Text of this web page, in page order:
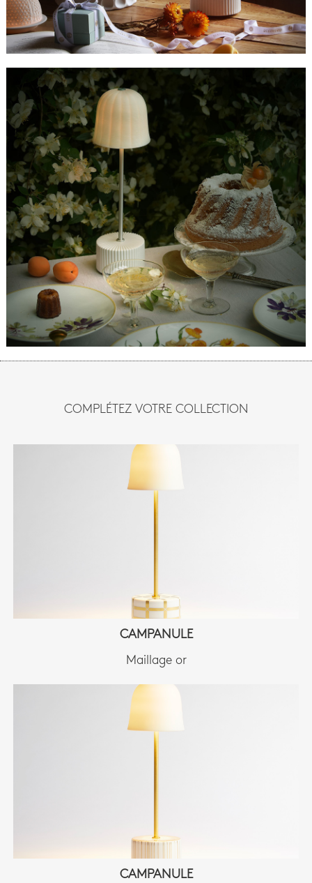
COMPLÉTEZ VOTRE COLLECTION
CAMPANULE
Maillage or
CAMPANULE